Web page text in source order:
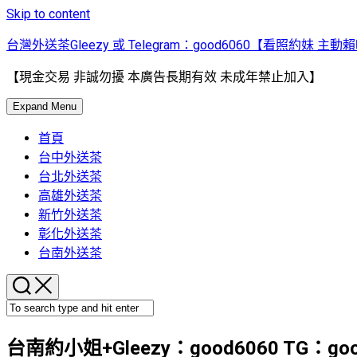
Skip to content
台灣外送茶Gleezy 或 Telegram：good6060【看照約妹 主動
【現金交易 非誠勿擾 本廣告長期有效 未成年禁止加入】
Expand Menu
首頁
台中外送茶
台北外送茶
高雄外送茶
新竹外送茶
彰化外送茶
台南外送茶
台南約小姐+Gleezy：good6060 TG：